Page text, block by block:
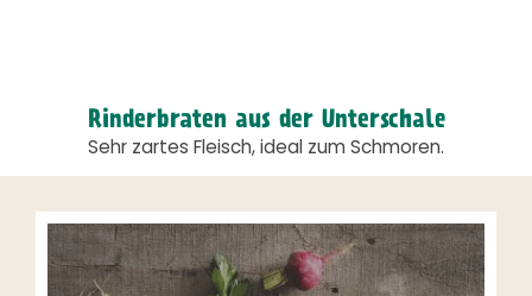
Rinderbraten aus der Unterschale
Sehr zartes Fleisch, ideal zum Schmoren.